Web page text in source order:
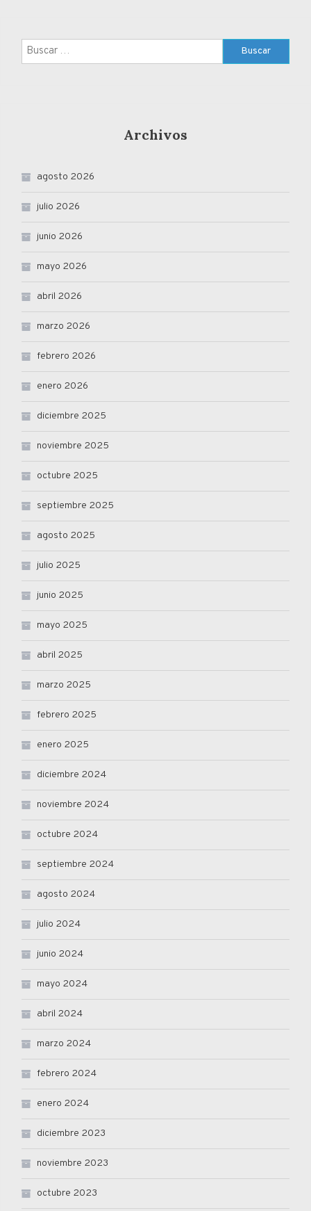
Buscar:
Archivos
agosto 2026
julio 2026
junio 2026
mayo 2026
abril 2026
marzo 2026
febrero 2026
enero 2026
diciembre 2025
noviembre 2025
octubre 2025
septiembre 2025
agosto 2025
julio 2025
junio 2025
mayo 2025
abril 2025
marzo 2025
febrero 2025
enero 2025
diciembre 2024
noviembre 2024
octubre 2024
septiembre 2024
agosto 2024
julio 2024
junio 2024
mayo 2024
abril 2024
marzo 2024
febrero 2024
enero 2024
diciembre 2023
noviembre 2023
octubre 2023